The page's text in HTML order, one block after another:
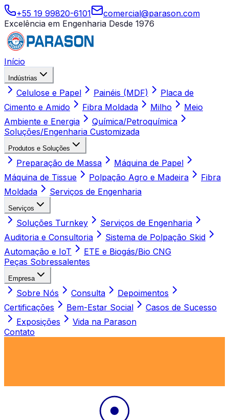
+55 19 99820-6101
comercial@parason.com
Excelência em Engenharia Desde 1976
Início
Indústrias
Celulose e Papel Painéis (MDF)
Placa de
Cimento e Amido
Fibra Moldada Milho
Meio
Ambiente e Energia
Química/Petroquímica
Soluções/Engenharia Customizada
Produtos e Soluções
Preparação de Massa
Máquina de Papel
Máquina de Tissue
Polpação Agro e Madeira
Fibra
Moldada
Serviços de Engenharia
Serviços
Soluções Turnkey
Serviços de Engenharia
Auditoria e Consultoria
Sistema de Polpação Skid
Automação e IoT
ETE e Biogás/Bio CNG
Peças Sobressalentes
Empresa
Sobre Nós Consulta
Depoimentos
Certificações
Bem-Estar Social
Casos de Sucesso
Exposições
Vida na Parason
Contato